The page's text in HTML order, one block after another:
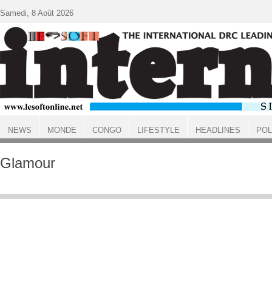
ACCUEIL
Glamour
Samedi, 8 Août 2026
NEWS MONDE CONGO LIFESTYLE HEADLINES